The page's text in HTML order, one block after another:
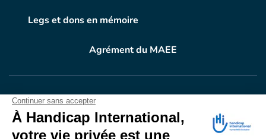
Legs et dons en mémoire
Agrément du MAEE
VOTRE DONEN ACTION
Grâce à vous, en 2024, 604.716 personnes ont